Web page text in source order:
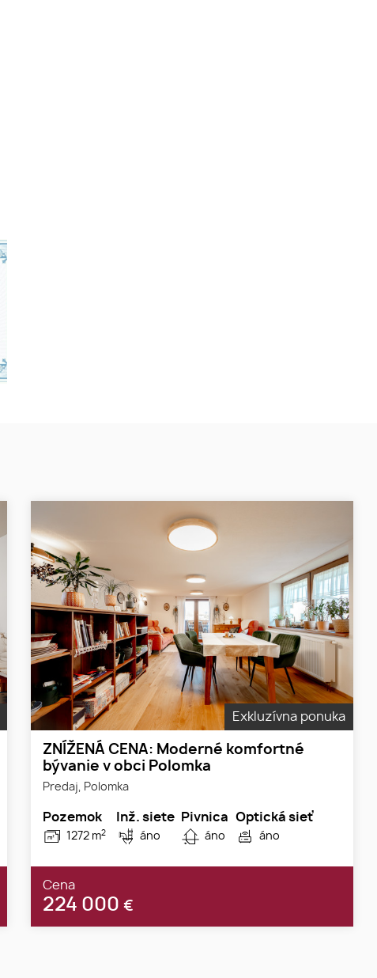
Exkluzívna ponuka
ZNÍŽENÁ CENA: Moderné komfortné
bývanie v obci Polomka
Predaj, Polomka
Pozemok
1272 m2
Inž. siete
áno
Pivnica
áno
Optická sieť
áno
Cena
224 000 €